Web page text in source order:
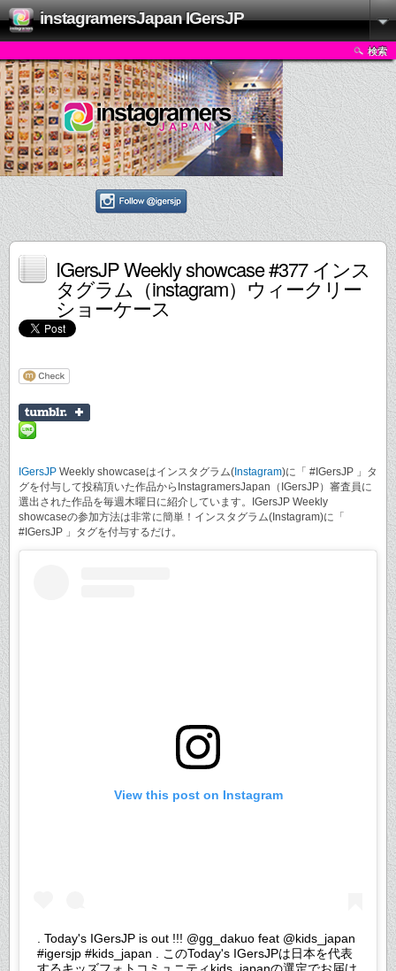
instagramersJapan IGersJP
検索
IGersJP Weekly showcase #377 インス
タグラム（instagram）ウィークリー
ショーケース
IGersJP Weekly showcaseはインスタグラム( Instagram)に「 #IGersJP 」タ
グを付与して投稿頂いた作品からInstagramersJapan（IGersJP）審査員に
選出された作品を毎週木曜日に紹介しています。IGersJP Weekly
showcaseの参加方法は非常に簡単！インスタグラム(Instagram)に「
#IGersJP 」タグを付与するだけ。
View this post on Instagram
. Today's IGersJP is out !!! @gg_dakuo feat @kids_japan
#igersjp #kids_japan . このToday's IGersJPは日本を代表